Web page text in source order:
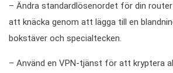
– Ändra standardlösenordet för din
att knäcka genom att lägga till en
bokstäver och specialtecken.
– Använd en VPN-tjänst för att kryptera